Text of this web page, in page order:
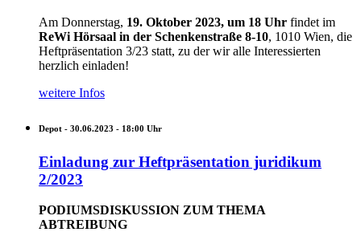
Am Donnerstag, 19. Oktober 2023, um 18 Uhr findet im
ReWi Hörsaal in der Schenkenstraße 8-10, 1010 Wien, die
Heftpräsentation 3/23 statt, zu der wir alle Interessierten
herzlich einladen!
weitere Infos
Depot - 30.06.2023 - 18:00 Uhr
Einladung zur Heftpräsentation juridikum
2/2023
PODIUMSDISKUSSION ZUM THEMA
ABTREIBUNG